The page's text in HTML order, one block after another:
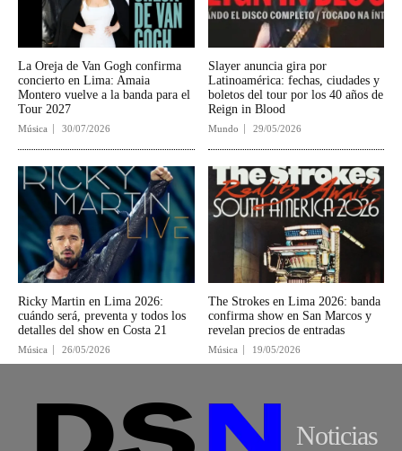
La Oreja de Van Gogh confirma
concierto en Lima: Amaia
Montero vuelve a la banda para el
Tour 2027
Música 30/07/2026
Slayer anuncia gira por
Latinoamérica: fechas, ciudades y
boletos del tour por los 40 años de
Reign in Blood
Mundo 29/05/2026
Ricky Martin en Lima 2026:
cuándo será, preventa y todos los
detalles del show en Costa 21
Música 26/05/2026
The Strokes en Lima 2026: banda
confirma show en San Marcos y
revelan precios de entradas
Música 19/05/2026
Noticias